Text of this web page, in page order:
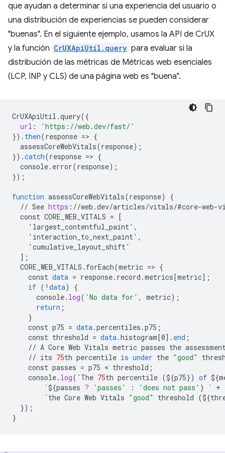
que ayudan a determinar si una experiencia del usuario o
una distribución de experiencias se pueden considerar
"buenas". En el siguiente ejemplo, usamos la API de CrUX
y la función CrUXApiUtil.query para evaluar si la
distribución de las métricas de Métricas web esenciales
(LCP, INP y CLS) de una página web es "buena".
CrUXApiUtil .query({
url :
'https://web.dev/fast/'
}). then(response => {
assessCoreWebVitals(response);
}).catch(response => {
console. error(response);
});
function assessCoreWebVitals(response)
{
// See https : //web .dev/articles/vitals/#core-web-
const CORE_WEB_VITALS = [
    'largest_contentful_paint',
    'interaction_to_next_paint',
    'cumulative_layout_shift'
] ;
CORE_WEB_VITALS . forEach(metric => {
const data = response. record .metrics[metric] ;
if ( ! data)
{
console. log( 'No data for' , metric);
return ;
}
const p75 = data.percentiles .p75 ;
const threshold = data.histogram[0] . end ;
// A Core Web Vitals metric passes the
// its 75th percentile is under the "good"
const passes = p75 < threshold ;
console. log( `The 75th percentile (${p75}) of ${
`${passes ? 'passes' : 'does not pass' } ` +
`the Core Web Vitals "good" threshold (${
});
}